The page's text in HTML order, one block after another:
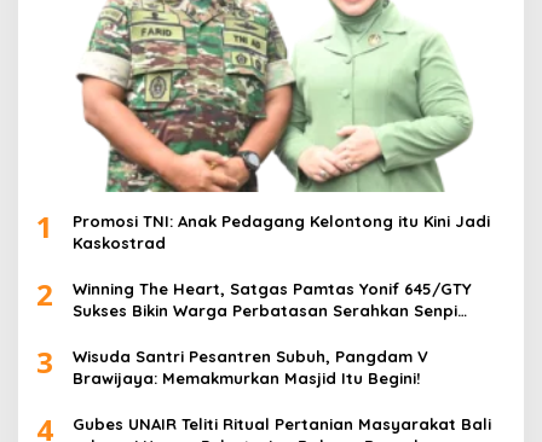
1
Promosi TNI: Anak Pedagang Kelontong itu Kini Jadi
Kaskostrad
2
Winning The Heart, Satgas Pamtas Yonif 645/GTY
Sukses Bikin Warga Perbatasan Serahkan Senpi
3
Wisuda Santri Pesantren Subuh, Pangdam V
Brawijaya: Memakmurkan Masjid Itu Begini!
4
Gubes UNAIR Teliti Ritual Pertanian Masyarakat Bali